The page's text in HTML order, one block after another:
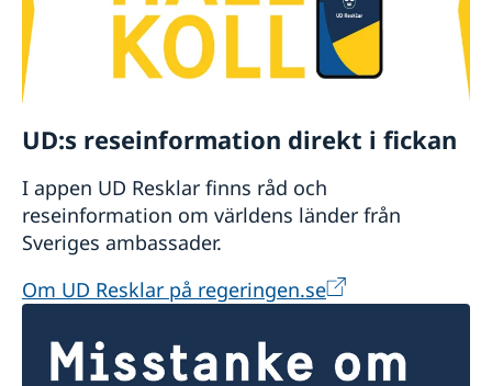
UD:s reseinformation direkt i fickan
I appen UD Resklar finns råd och
reseinformation om världens länder från
Sveriges ambassader.
Om UD Resklar på regeringen.se